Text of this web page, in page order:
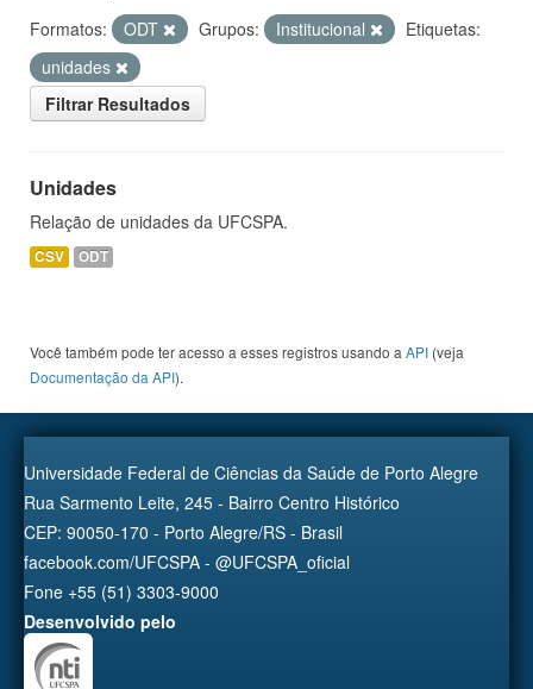
Formatos: ODT Grupos: Institucional
Etiquetas:
unidades
Filtrar Resultados
Unidades
Relação de unidades da UFCSPA.
CSV ODT
Você também pode ter acesso a esses registros usando a API (veja
Documentação da API).
Universidade Federal de Ciências da Saúde de Porto Alegre
Rua Sarmento Leite, 245 - Bairro Centro Histórico
CEP: 90050-170 - Porto Alegre/RS - Brasil
facebook.com/UFCSPA - @UFCSPA_oficial
Fone +55 (51) 3303-9000
Desenvolvido pelo